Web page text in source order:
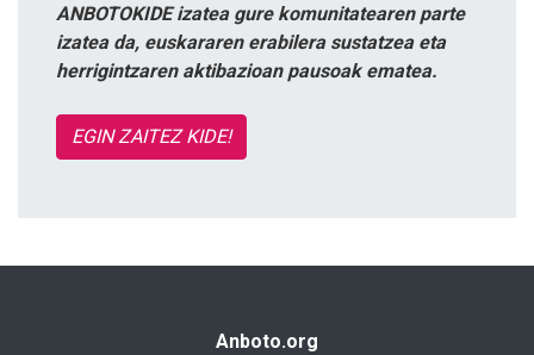
ANBOTOKIDE izatea gure komunitatearen parte
izatea da, euskararen erabilera sustatzea eta
herrigintzaren aktibazioan pausoak ematea.
EGIN ZAITEZ KIDE!
Anboto.org